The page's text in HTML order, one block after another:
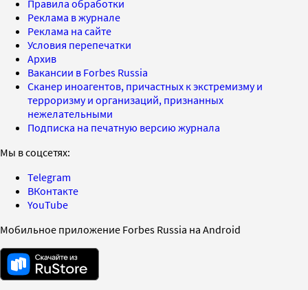
Правила обработки
Реклама в журнале
Реклама на сайте
Условия перепечатки
Архив
Вакансии в Forbes Russia
Сканер иноагентов, причастных к экстремизму и
терроризму и организаций, признанных
нежелательными
Подписка на печатную версию журнала
Мы в соцсетях:
Telegram
ВКонтакте
YouTube
Мобильное приложение Forbes Russia на Android